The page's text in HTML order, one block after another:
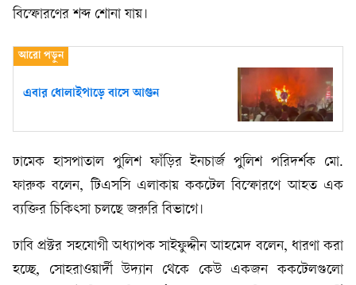
বিস্ফোরণের শব্দ শোনা যায়।
এবার ধোলাইপাড়ে বাসে আগুন
ঢামেক হাসপাতাল পুলিশ ফাঁড়ির ইনচার্জ পুলিশ পরিদর্শক মো.
ফারুক বলেন, টিএসসি এলাকায় ককটেল বিস্ফোরণে আহত এক
ব্যক্তির চিকিৎসা চলছে জরুরি বিভাগে।
ঢাবি প্রক্টর সহযোগী অধ্যাপক সাইফুদ্দীন আহমেদ বলেন, ধারণা করা
হচ্ছে, সোহরাওয়ার্দী উদ্যান থেকে কেউ একজন ককটেলগুলো